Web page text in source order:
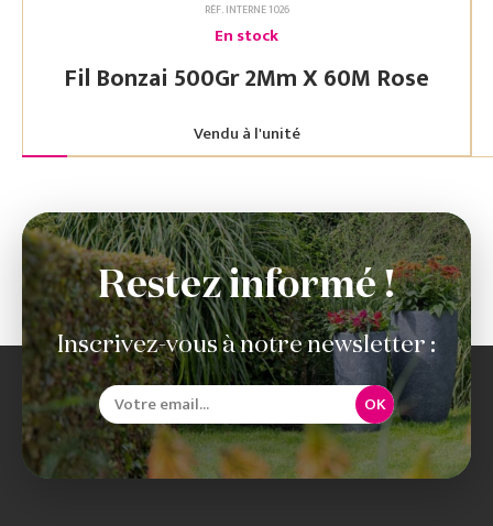
RÉF. INTERNE 1026
En stock
Fil Bonzai 500Gr 2Mm X 60M Rose
Vendu à l'unité
Restez informé !
Inscrivez-vous à notre newsletter :
OK